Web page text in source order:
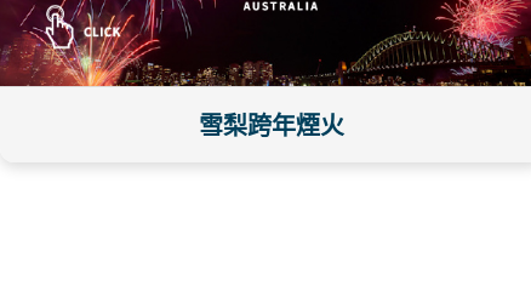
雪梨跨年煙火